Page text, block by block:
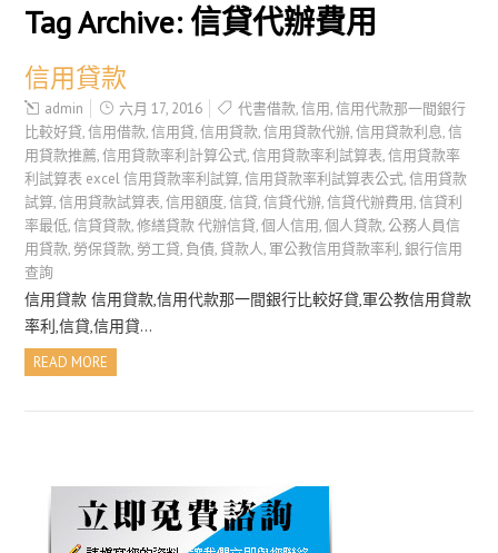
Tag Archive: 信貸代辦費用
信用貸款
admin 六月 17, 2016 代書借款,信用,信用代款那一間銀行
比較好貸,信用借款,信用貸,信用貸款,信用貸款代辦,信用貸款利息,信
用貸款推薦,信用貸款率利計算公式,信用貸款率利試算表,信用貸款率
利試算表 excel 信用貸款率利試算,信用貸款率利試算表公式,信用貸款
試算,信用貸款試算表,信用額度,信貸,信貸代辦,信貸代辦費用,信貸利
率最低,信貸貸款,修繕貸款 代辦信貸,個人信用,個人貸款,公務人員信
用貸款, 勞保貸款, 勞工貸, 負債,貸款人, 軍公教信用貸款率利,銀行信用
查詢
信用貸款 信用貸款,信用代款那一間銀行比較好貸,軍公教信用貸款
率利,信貸,信用貸…
READ MORE